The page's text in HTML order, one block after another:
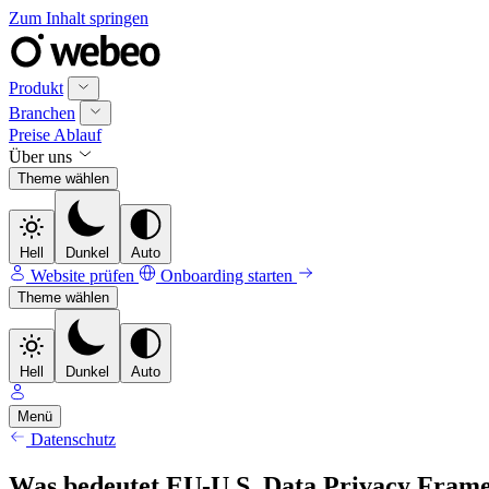
Zum Inhalt springen
Produkt
Branchen
Preise Ablauf
Über uns
Theme wählen
Hell Dunkel Auto
Website prüfen Onboarding starten
Theme wählen
Hell Dunkel Auto
Menü
Datenschutz